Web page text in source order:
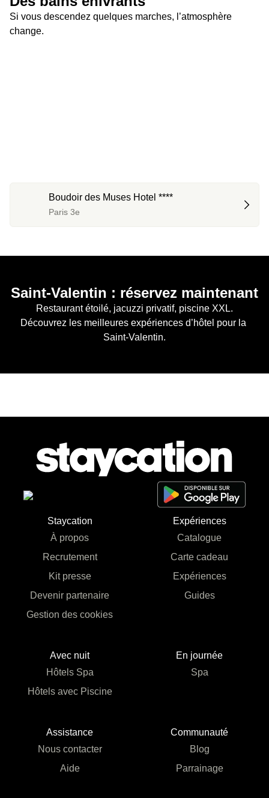
Si vous descendez quelques marches, l’atmosphère
change.
Boudoir des Muses Hotel ****
Paris 3e
Saint-Valentin : réservez maintenant
Restaurant étoilé, jacuzzi privatif, piscine XXL.
Découvrez les meilleures expériences d’hôtel pour la
Saint-Valentin.
Staycation
À propos
Recrutement
Kit presse
Devenir partenaire
Gestion des cookies
Expériences
Catalogue
Carte cadeau
Expériences
Guides
Avec nuit
Hôtels Spa
Hôtels avec Piscine
En journée
Spa
Assistance
Nous contacter
Aide
Communauté
Blog
Parrainage